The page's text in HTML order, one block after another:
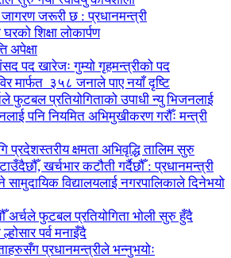
जरूरी छ : प्रधानमन्त्री
शिक्षा लोकार्पण
अपेक्षा
पद खारेजः गुम्यो गृहमन्त्रीको पद
मार्फत ३५८ जनाले पाए नयाँ दृष्टि
फुटबल प्रतियोगिताको उपाधी न्यु भिजनलाई
पनि नियमित अभिमुखीकरण गरौँः मन्त्री
प्रदेशस्तरीय क्षमता अभिवृद्धि तालिम सुरु
खर्चभार कटौती गर्दैछौँ : प्रधानमन्त्री
विद्यालयलाई नगरपालिकाले दिनेभयो
अर्चले फुटबल प्रतियोगिता भोली सुरु हुँदै
पर्व मनाइँदै
प्रधानमन्त्रीले भन्नुभयोः